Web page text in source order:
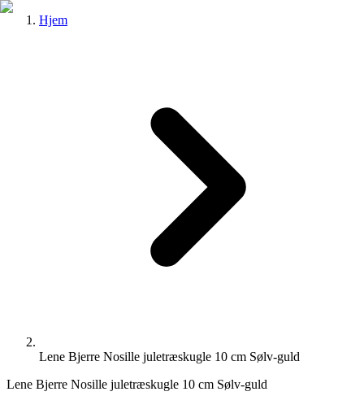
Hjem
Lene Bjerre Nosille juletræskugle 10 cm Sølv-guld
Lene Bjerre Nosille juletræskugle 10 cm Sølv-guld